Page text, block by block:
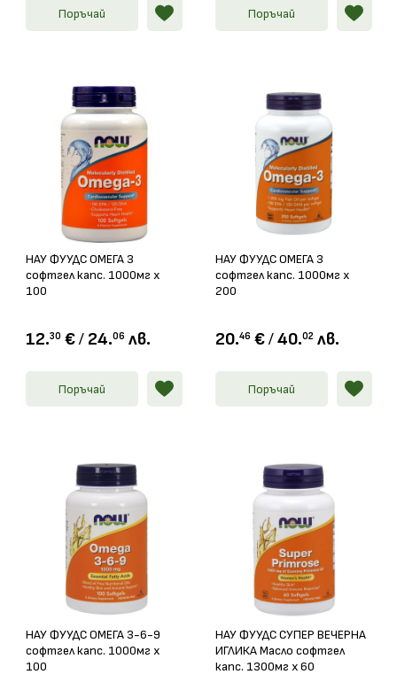
Поръчай Поръчай
НАУ ФУУДС ОМЕГА 3
софтгел капс. 1000мг х
100
12.30 € / 24.06 лв.
Поръчай
НАУ ФУУДС ОМЕГА 3
софтгел капс. 1000мг х
200
20.46 € / 40.02 лв.
Поръчай
НАУ ФУУДС ОМЕГА 3-6-9
софтгел капс. 1000мг х
100
НАУ ФУУДС СУПЕР ВЕЧЕРНА
ИГЛИКА Масло софтгел
капс. 1300мг х 60